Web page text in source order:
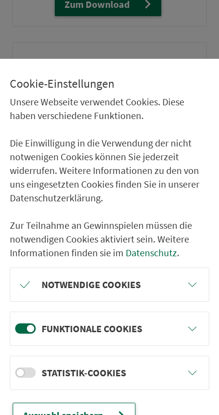
Zum Download
GPX / Garmin Tourdaten.gpx
Google Earth Tourdaten.kml
Klicken zum Zoomen
Vorwort
Karte
Cookie-Einstellungen
Unsere Webseite verwendet Cookies. Diese
haben verschiedene Funktionen.
Die Einwilligung in die Verwendung der nicht
notwenigen Cookies können Sie jederzeit
widerrufen. Weitere Informationen zu den von
uns eingesetzten Cookies finden Sie in unserer
Datenschutzerklärung.
Zur Teilnahme an Gewinnspielen müssen die
notwendigen Cookies aktiviert sein. Weitere
Informationen finden sie im Datenschutz.
NOTWENDIGE COOKIES
FUNKTIONALE COOKIES
STATISTIK-COOKIES